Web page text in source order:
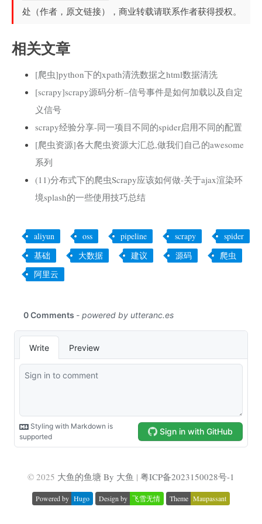
处（作者，原文链接），商业转载请联系作者获得授权。
相关文章
[爬虫]python下的xpath清洗数据之html数据清洗
[scrapy]scrapy源码分析–信号事件是如何加载以及自定
义信号
scrapy经验分享-同一项目不同的spider启用不同的配置
[爬虫资源]各大爬虫资源大汇总,做我们自己的awesome
系列
(11)分布式下的爬虫Scrapy应该如何做-关于ajax渲染环
境splash的一些使用技巧总结
aliyun oss pipeline scrapy
spider
基础
大数据 建议 源码
爬虫
阿里云
© 2025 大鱼的鱼塘 By 大鱼 | 粤ICP备2023150028号-1
Powered by Hugo Design by 飞雪无情 Theme Maupassant